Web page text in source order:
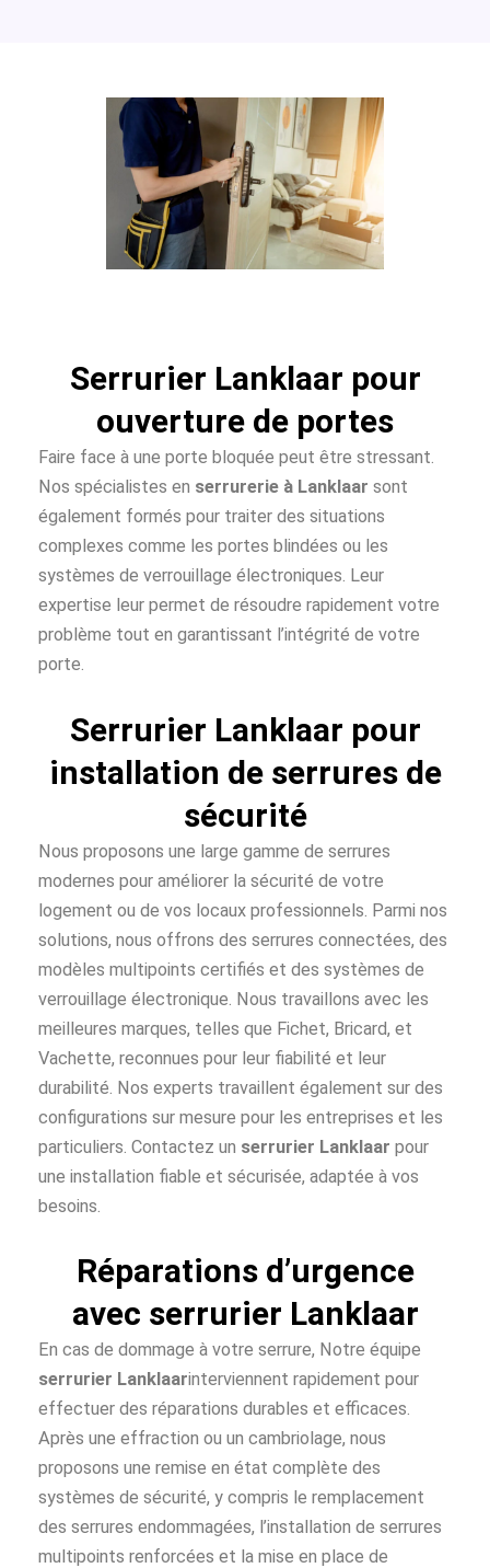
Serrurier Lanklaar pour
ouverture de portes
Faire face à une porte bloquée peut être stressant.
Nos spécialistes en serrurerie à Lanklaar sont
également formés pour traiter des situations
complexes comme les portes blindées ou les
systèmes de verrouillage électroniques. Leur
expertise leur permet de résoudre rapidement votre
problème tout en garantissant l’intégrité de votre
porte.
Serrurier Lanklaar pour
installation de serrures de
sécurité
Nous proposons une large gamme de serrures
modernes pour améliorer la sécurité de votre
logement ou de vos locaux professionnels. Parmi nos
solutions, nous offrons des serrures connectées, des
modèles multipoints certifiés et des systèmes de
verrouillage électronique. Nous travaillons avec les
meilleures marques, telles que Fichet, Bricard, et
Vachette, reconnues pour leur fiabilité et leur
durabilité. Nos experts travaillent également sur des
configurations sur mesure pour les entreprises et les
particuliers. Contactez un serrurier Lanklaar pour
une installation fiable et sécurisée, adaptée à vos
besoins.
Réparations d’urgence
avec serrurier Lanklaar
En cas de dommage à votre serrure, Notre équipe
serrurier Lanklaarinterviennent rapidement pour
effectuer des réparations durables et efficaces.
Après une effraction ou un cambriolage, nous
proposons une remise en état complète des
systèmes de sécurité, y compris le remplacement
des serrures endommagées, l’installation de serrures
multipoints renforcées et la mise en place de